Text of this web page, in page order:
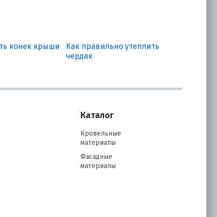
конек крыши
Как правильно утеплить
чердак
Каталог
Кровельные
материалы
Фасадные
материалы